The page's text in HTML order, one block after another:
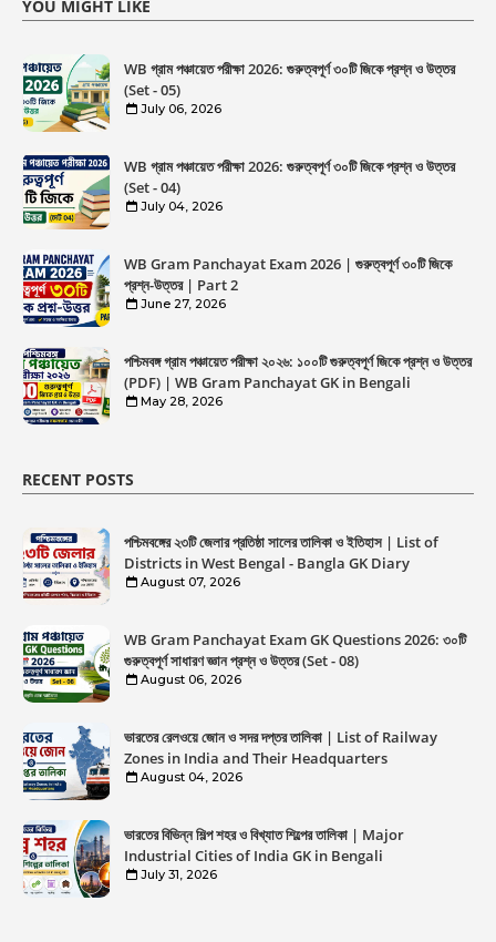
YOU MIGHT LIKE
WB গ্রাম পঞ্চায়েত পরীক্ষা 2026: গুরুত্বপূর্ণ ৩০টি জিকে প্রশ্ন ও উত্তর
(Set - 05)
July 06, 2026
WB গ্রাম পঞ্চায়েত পরীক্ষা 2026: গুরুত্বপূর্ণ ৩০টি জিকে প্রশ্ন ও উত্তর
(Set - 04)
July 04, 2026
WB Gram Panchayat Exam 2026 | গুরুত্বপূর্ণ ৩০টি জিকে
প্রশ্ন-উত্তর | Part 2
June 27, 2026
পশ্চিমবঙ্গ গ্রাম পঞ্চায়েত পরীক্ষা ২০২৬: ১০০টি গুরুত্বপূর্ণ জিকে প্রশ্ন ও উত্তর
(PDF) | WB Gram Panchayat GK in Bengali
May 28, 2026
RECENT POSTS
পশ্চিমবঙ্গের ২৩টি জেলার প্রতিষ্ঠা সালের তালিকা ও ইতিহাস | List of
Districts in West Bengal - Bangla GK Diary
August 07, 2026
WB Gram Panchayat Exam GK Questions 2026: ৩০টি
গুরুত্বপূর্ণ সাধারণ জ্ঞান প্রশ্ন ও উত্তর (Set - 08)
August 06, 2026
ভারতের রেলওয়ে জোন ও সদর দপ্তর তালিকা | List of Railway
Zones in India and Their Headquarters
August 04, 2026
ভারতের বিভিন্ন শিল্প শহর ও বিখ্যাত শিল্পের তালিকা | Major
Industrial Cities of India GK in Bengali
July 31, 2026